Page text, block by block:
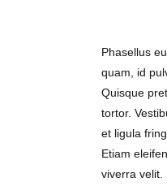
Phasellus
quam, id
Quisque
tortor.
et ligula
Etiam
viverra velit.